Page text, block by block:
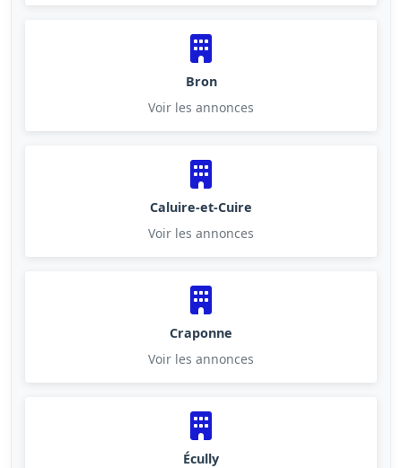
Bron
Voir les annonces
Caluire-et-Cuire
Voir les annonces
Craponne
Voir les annonces
Écully